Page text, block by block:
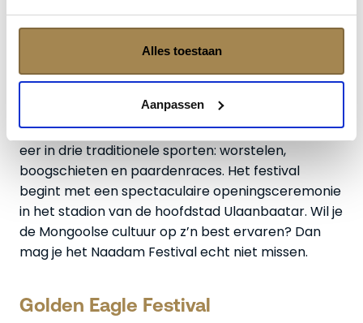
Alles toestaan
Aanpassen
Nadaam Festival
eder jaar tussen 11 en 13 juli barst het Naadam
Festival los, ook wel bekend als de Olympische
Spelen van Mongolië. Tijdens dit bijzondere
evenement strijden de deelnemers om de hoogste
eer in drie traditionele sporten: worstelen,
boogschieten en paardenraces. Het festival
begint met een spectaculaire openingsceremonie
in het stadion van de hoofdstad Ulaanbaatar. Wil je
de Mongoolse cultuur op z’n best ervaren? Dan
mag je het Naadam Festival echt niet missen.
Golden Eagle Festival